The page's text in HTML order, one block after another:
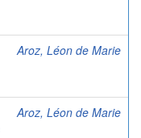
Aroz, Léon de Marie
Aroz, Léon de Marie